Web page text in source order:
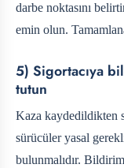
darbe noktasını
emin olun.
5) Sigortacıya
tutun
Kaza kaydedildikten
sürücüler yasal
bulunmalıdır.